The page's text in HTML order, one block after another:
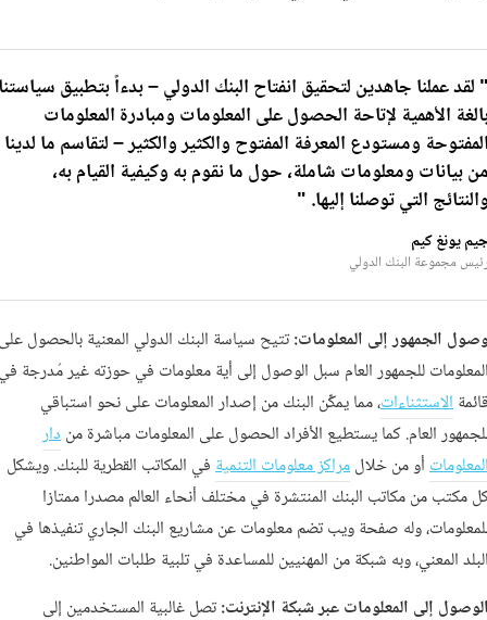
لقد عملنا جاهدين لتحقيق انفتاح البنك الدولي – بدءاً بتطبيق
الأهمية لإتاحة الحصول على المعلومات ومبادرة المعلومات
ومستودع المعرفة المفتوح والكثير والكثير – لتقاسم ما لدينا
بيانات ومعلومات شاملة، حول ما نقوم به وكيفية القيام به،
التي توصلنا إليها. "
يونغ كيم
مجموعة البنك الدولي
الجمهور إلى المعلومات:تتيح سياسة البنك الدولي المعنية بالحصول
للجمهور العام سبل الوصول إلى أية معلومات في حوزته غير مُدرجة
الاستثناءات، مما يمكِّن البنك من إصدار المعلومات على نحو استباقي
العام. كما يستطيع الأفراد الحصول على المعلومات مباشرة مندار
أو من خلالمراكز معلومات التنميةفي المكاتب القطرية للبنك. ويشكل
مكتب من مكاتب البنك المنتشرة في مختلف أنحاء العالم مصدرا ممتازا
وله صفحة ويب تضم معلومات عن مشاريع البنك الجاري تنفيذها في
المعني، وبه شبكة من المهنيين للمساعدة في تلبية طلبات المواطنين.
إلى المعلومات عبر شبكة الإنترنت:تصل غالبية المستخدمين إلى